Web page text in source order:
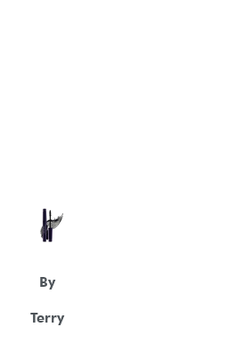
By
Terry